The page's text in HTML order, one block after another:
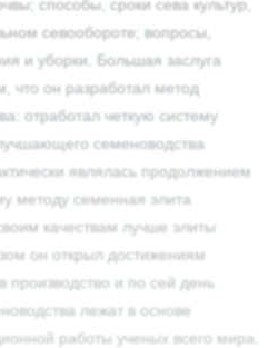
способы, сроки сева культур,
севообороте; вопросы,
и уборки. Большая заслуга
что он разработал метод
отработал четкую систему
семеноводства
являлась продолжением
методу семенная элита
качествам лучше элиты
он открыл достижениям
производство и по сей день
лежат в основе
работы ученых всего мира.